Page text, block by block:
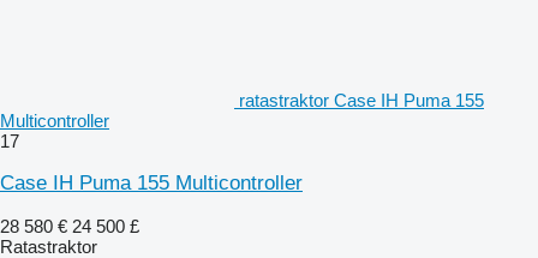
ratastraktor Case IH Puma 155
Multicontroller
17
Case IH Puma 155 Multicontroller
28 580 € 24 500 £
Ratastraktor